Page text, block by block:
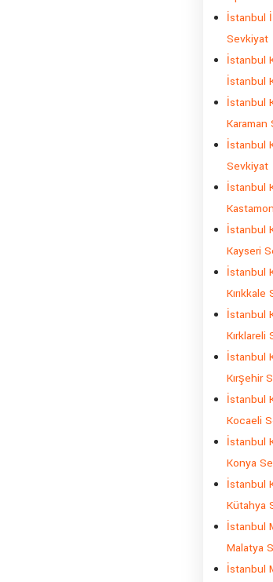
İstanbul
Sevkiyat
İstanbul
İstanbul
İstanbul
Karaman
İstanbul
Sevkiyat
İstanbul
İstanbul
Kayseri
İstanbul
İstanbul
Kırklareli
İstanbul
Kırşehir
İstanbul
Kocaeli
İstanbul
Konya
İstanbul
Kütahya
İstanbul
Malatya
İstanbul